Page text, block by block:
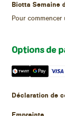
Biotta Semaine
Pour commencer
Options de
Déclaration de